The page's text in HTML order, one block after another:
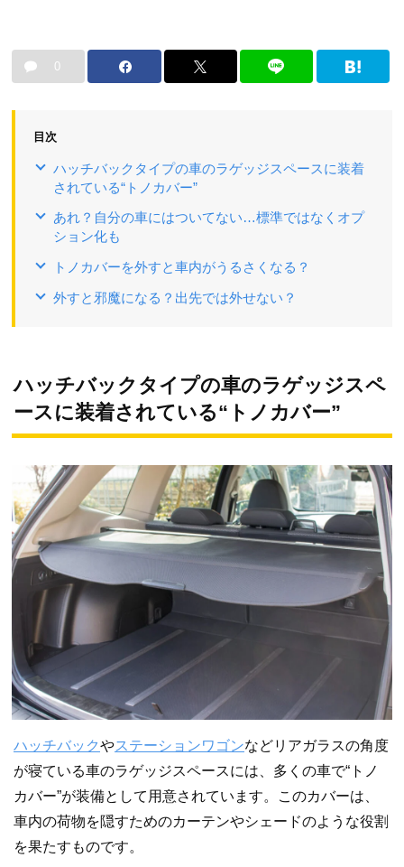
0
目次
ハッチバックタイプの車のラゲッジスペースに装着
されている“トノカバー”
あれ？自分の車にはついてない…標準ではなくオプ
ション化も
トノカバーを外すと車内がうるさくなる？
外すと邪魔になる？出先では外せない？
ハッチバックタイプの車のラゲッジスペ
ースに装着されている“トノカバー”
ハッチバックやステーションワゴンなどリアガラスの角度
が寝ている車のラゲッジスペースには、多くの車で“トノ
カバー”が装備として用意されています。このカバーは、
車内の荷物を隠すためのカーテンやシェードのような役割
を果たすものです。